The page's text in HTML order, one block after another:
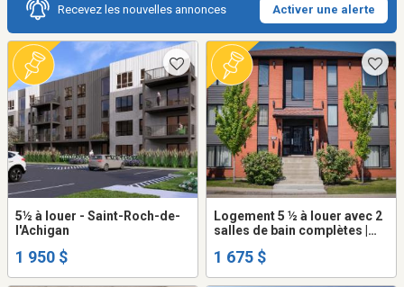
Recevez les nouvelles annonces Activer une alerte
5½ à louer - Saint-Roch-de-
l'Achigan
1 950 $
Logement 5 ½ à louer avec 2
salles de bain complètes |
🌳
1 675 $